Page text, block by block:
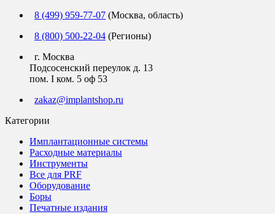
8 (499) 959-77-07 (Москва, область)
8 (800) 500-22-04 (Регионы)
г. Москва
Подсосенский переулок д. 13
пом. I ком. 5 оф 53
zakaz@implantshop.ru
Категории
Имплантационные системы
Расходные материалы
Инструменты
Все для PRF
Оборудование
Боры
Печатные издания